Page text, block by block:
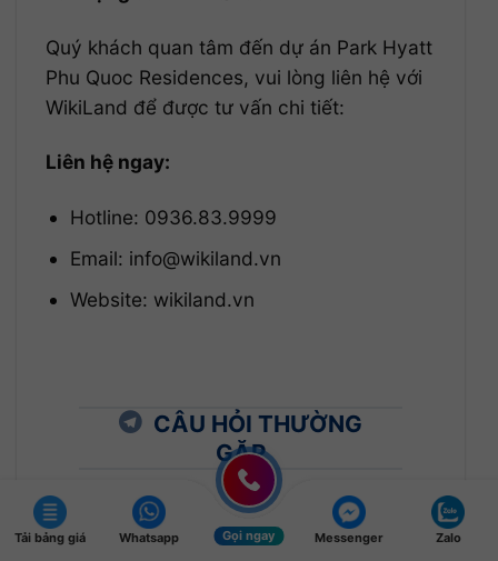
Quý khách quan tâm đến dự án Park Hyatt
Phu Quoc Residences, vui lòng liên hệ với
WikiLand để được tư vấn chi tiết:
Liên hệ ngay:
Hotline: 0936.83.9999
Email: info@wikiland.vn
Website: wikiland.vn
CÂU HỎI THƯỜNG
GẶP
Tải bảng giá Whatsapp Gọi ngay Messenger Zalo